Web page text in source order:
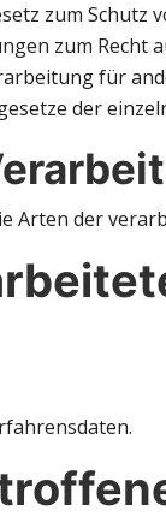
zum Schutz
zum Recht
für
der
Arten der